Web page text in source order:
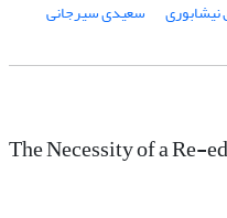
نیشابوری سعیدی سیرجانی
The Necessity of a Re-